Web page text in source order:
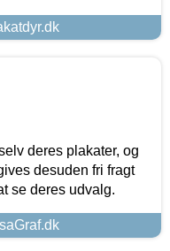
deres plakater, og
desuden fri fragt
se deres udvalg.